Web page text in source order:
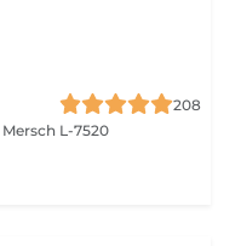
208
Mersch L-7520